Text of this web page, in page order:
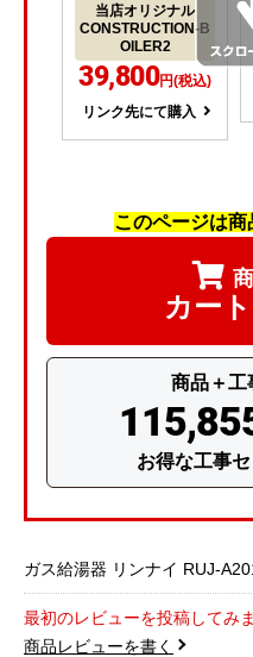
当店オリジナル
CONSTRUCTION-B
OILER2
39,800円(税込)
リンク先にて購入
このページは商
カー
商品＋工
お得な工事
ガス給湯器 リンナイ RUJ-
最初のレビューを投稿してみ
商品レビューを書く